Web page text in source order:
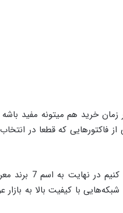
زمان خرید هم میتونه مفید
فاکتورهایی که قطعا در
رو بررسی کنیم
با کیفیت بالا به